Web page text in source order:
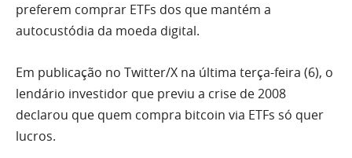
preferem comprar ETFs dos que mantém a
autocustódia da moeda digital.
Em publicação no Twitter/X na última terça-feira (6), o
lendário investidor que previu a crise de 2008
declarou que quem compra bitcoin via ETFs só quer
lucros.